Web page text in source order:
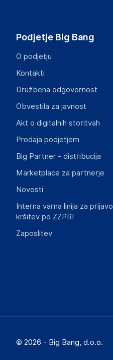
Podjetje Big Bang
O podjetju
Kontakti
Družbena odgovornost
Obvestila za javnost
Akt o digitalnih storitvah
Prodaja podjetjem
Big Partner - distribucija
Marketplace za partnerje
Novosti
Interna varna linija za prijavo
kršitev po ZZPRI
Zaposlitev
© 2026 - Big Bang, d.o.o.